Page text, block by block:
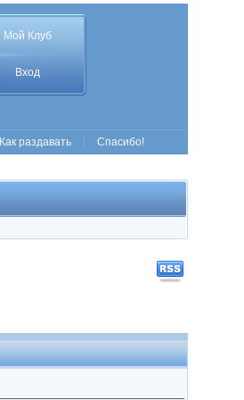
Мой Клуб
Вход
Как раздавать Спасибо!